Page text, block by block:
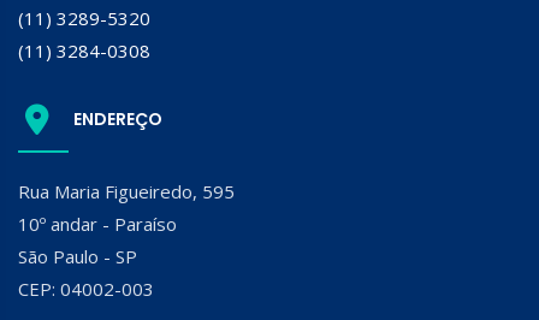
(11) 3289-5320
(11) 3284-0308
ENDEREÇO
Rua Maria Figueiredo, 595
10º andar - Paraíso
São Paulo - SP
CEP: 04002-003